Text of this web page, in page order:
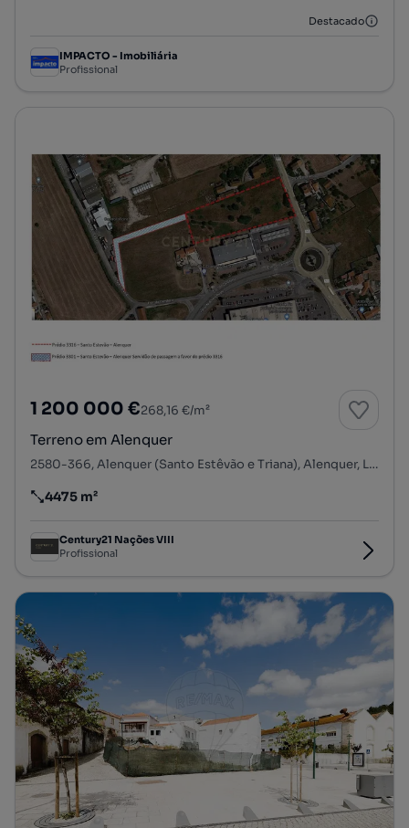
Destacado
IMPACTO - Imobiliária
Profissional
1 200 000 €268,16 €/m²
Terreno em Alenquer
2580-366, Alenquer (Santo Estêvão e Triana), Alenquer, Lisboa
Preço por metro quadrado
4475 m²
Century21 Nações VIII
Profissional